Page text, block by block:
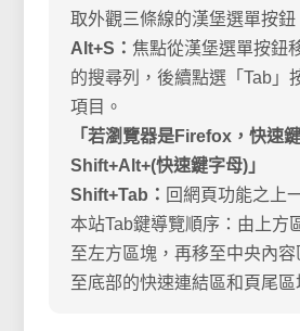
取外觀三條線的漢堡選單按鈕
Alt+S：焦點從漢堡選單按鈕
的搜尋列，後續點選「Tab」
項目。
「若瀏覽器是Firefox，快速
Shift+Alt+(快速鍵字母)」
Shift+Tab： 回網頁功能之上
本站Tab鍵導覽順序：由上方
至左方區塊，再移至中央內
至底部的快速連結區和頁尾區